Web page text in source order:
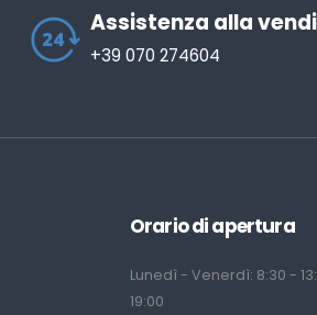
Assistenza alla
+39 070 274604
Orario di apertura
Lunedì - Venerdì: 8:30 -
19:00